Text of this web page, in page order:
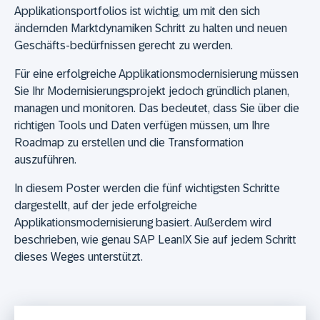
Applikationsportfolios ist wichtig, um mit den sich
ändernden Marktdynamiken Schritt zu halten und neuen
Geschäfts-bedürfnissen gerecht zu werden.
Für eine erfolgreiche Applikationsmodernisierung müssen
Sie Ihr Modernisierungsprojekt jedoch gründlich planen,
managen und monitoren. Das bedeutet, dass Sie über die
richtigen Tools und Daten verfügen müssen, um Ihre
Roadmap zu erstellen und die Transformation
auszuführen.
In diesem Poster werden die fünf wichtigsten Schritte
dargestellt, auf der jede erfolgreiche
Applikationsmodernisierung basiert. Außerdem wird
beschrieben, wie genau SAP LeanIX Sie auf jedem Schritt
dieses Weges unterstützt.